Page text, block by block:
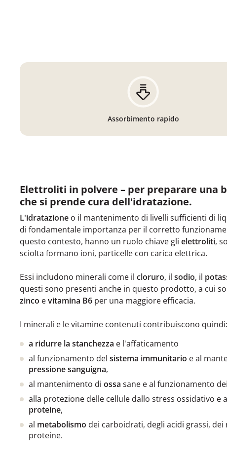
Assorbimento rapido
Elettroliti in polvere – per preparare una
che si prende cura dell'idratazione.
L'idratazione o il mantenimento di livelli sufficienti di
di fondamentale importanza per il corretto
questo contesto, hanno un ruolo chiave gli elettroliti,
sciolta formano ioni, particelle con carica elettrica.
Essi includono minerali come il cloruro, il sodio, il
questi sono presenti anche in questo prodotto, a cui
zinco evitamina B6 per una maggiore efficacia.
I minerali e le vitamine contenuti contribuiscono quindi:
a ridurre la stanchezza e l'affaticamento
al funzionamento del sistema immunitario e al
pressione sanguigna,
al mantenimento di ossa sane e al funzionamento dei
alla protezione delle cellule dallo stress ossidativo e
proteine,
al metabolismo dei carboidrati, degli acidi grassi,
proteine.